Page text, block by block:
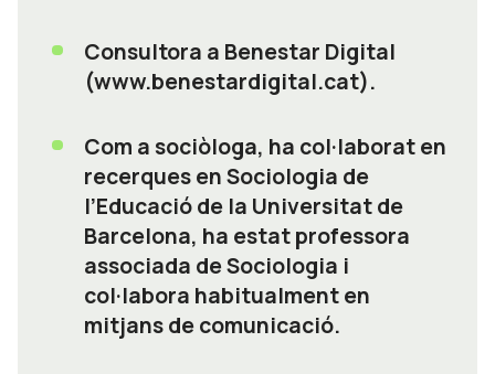
Consultora a Benestar Digital
(www.benestardigital.cat).
Com a sociòloga, ha col·laborat en
recerques en Sociologia de
l’Educació de la Universitat de
Barcelona, ha estat professora
associada de Sociologia i
col·labora habitualment en
mitjans de comunicació.